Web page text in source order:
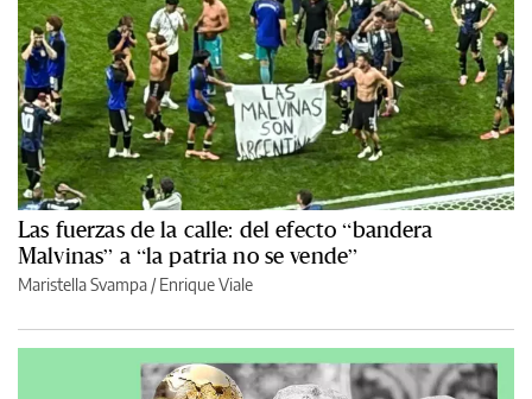
Las fuerzas de la calle: del efecto “bandera
Malvinas” a “la patria no se vende”
Maristella Svampa /Enrique Viale